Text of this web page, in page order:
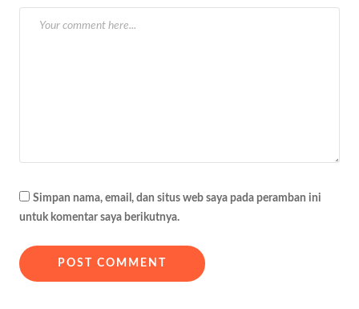
Simpan nama, email, dan situs web saya pada peramban ini
untuk komentar saya berikutnya.